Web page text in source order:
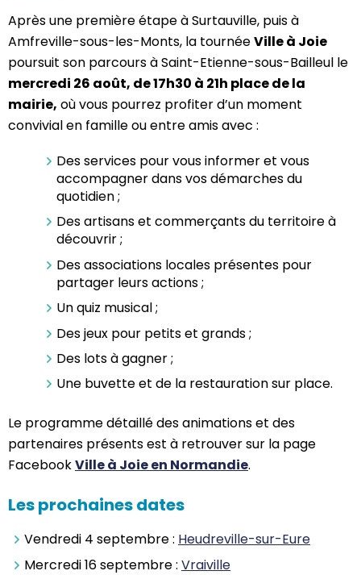
Après une première étape à Surtauville, puis à
Amfreville-sous-les-Monts, la tournéeVille à Joie
poursuit son parcours à Saint-Etienne-sous-Bailleul le
mercredi 26 août, de 17h30 à 21h place de la
mairie, où vous pourrez profiter d’un moment
convivial en famille ou entre amis avec :
Des services pour vous informer et vous
accompagner dans vos démarches du
quotidien ;
Des artisans et commerçants du territoire à
découvrir ;
Des associations locales présentes pour
partager leurs actions ;
Un quiz musical ;
Des jeux pour petits et grands ;
Des lots à gagner ;
Une buvette et de la restauration sur place.
Le programme détaillé des animations et des
partenaires présents est à retrouver sur la page
FacebookVille à Joie en Normandie.
Les prochaines dates
Vendredi 4 septembre : Heudreville-sur-Eure
Mercredi 16 septembre : Vraiville